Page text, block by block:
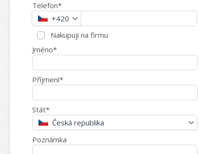
Telefon*
+420
Nakupuji na firmu
Jméno*
Příjmení*
Stát*
Česká republika
Poznámka